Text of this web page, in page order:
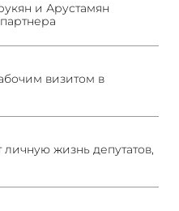
и Арустамян
визитом в
жизнь депутатов,